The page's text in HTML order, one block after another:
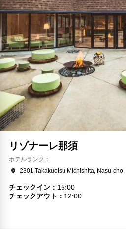
リゾナーレ那須
ホテルランク
2301 Takakuotsu Michishita, Nasu-
チェックイン
15:00
チェックアウト
12:00